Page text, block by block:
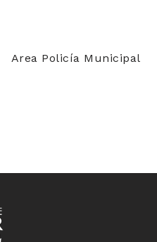
Area Policía Municipal